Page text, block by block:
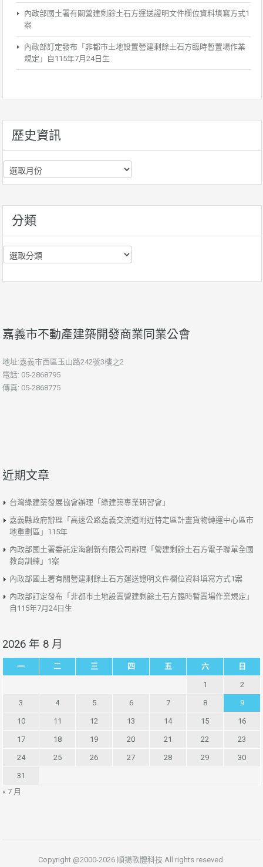
內政部國土署有關營建剩餘土石方運送證明文件欄位資料填寫方式1
案
內政部訂定發布「非都市土地設置營建剩餘土石方臨時暫置場作業
規定」自115年7月24日生
歷史資訊
歷
史
分類
分
類
嘉義市不動產建築開發商業同業公會
地址:嘉義市西區玉山路242號3樓之2
電話: 05-2868795
傳真: 05-2868775
近期文章
台灣綠建築發展協會辦理「綠建築專業研習會」
嘉義縣政府辦理「高速公路嘉義交流道附近特定區計畫貨物轉運中心區市
地重劃區」115年
內政部國土署委託定海創新有限公司辦理「營建剩餘土石方電子聯單全國
教育訓練」1案
內政部國土署有關營建剩餘土石方運送證明文件欄位資料填寫方式1案
內政部訂定發布「非都市土地設置營建剩餘土石方臨時暫置場作業規定」
自115年7月24日生
2026 年 8 月
一 二 三 四 五 六 日
1 2
3 4 5 6 7 8 9
10 11 12 13 14 15 16
17 18 19 20 21 22 23
24 25 26 27 28 29 30
31
« 7 月
Copyright @2000-2026 順揚軟體科技 All rights reseved.